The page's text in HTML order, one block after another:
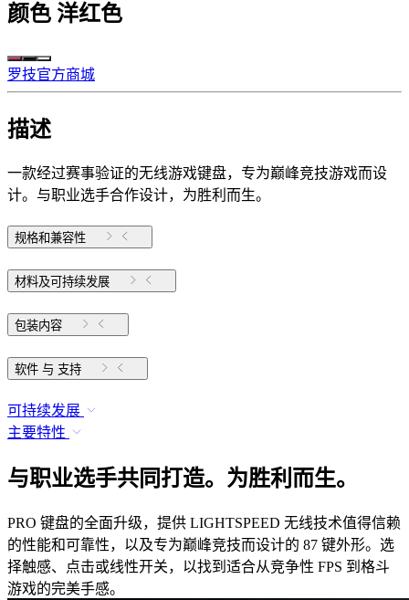
颜色 洋红色
罗技官方商城
描述
一款经过赛事验证的无线游戏键盘，专为巅峰竞技游戏而设
计。与职业选手合作设计，为胜利而生。
规格和兼容性
材料及可持续发展
包装内容
软件 与 支持
可持续发展
主要特性
与职业选手共同打造。为胜利而生。
PRO 键盘的全面升级，提供 LIGHTSPEED 无线技术值得信赖
的性能和可靠性，以及专为巅峰竞技而设计的 87 键外形。选
择触感、点击或线性开关，以找到适合从竞争性 FPS 到格斗
游戏的完美手感。